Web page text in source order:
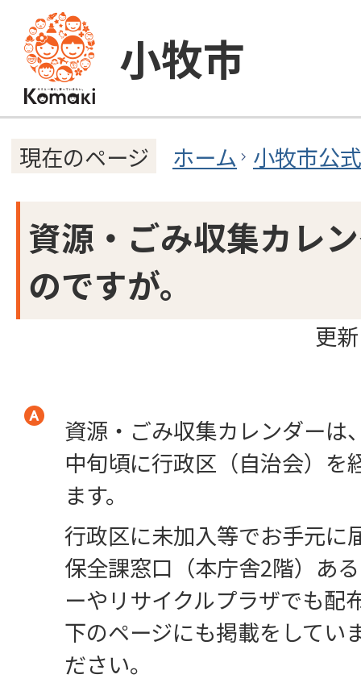
小牧市
現在のページ ホーム 小牧市公
資源・ごみ収集カレ
のですが。
更
資源・ごみ収集カレンダーは
中旬頃に行政区（自治会）を
ます。
行政区に未加入等でお手元に
保全課窓口（本庁舎2階）あ
ーやリサイクルプラザでも配
下のページにも掲載をしてい
ださい。